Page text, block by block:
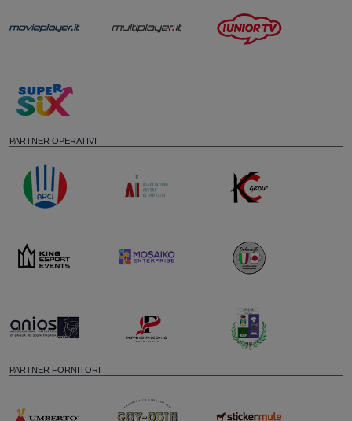
PARTNER OPERATIVI
PARTNER FORNITORI